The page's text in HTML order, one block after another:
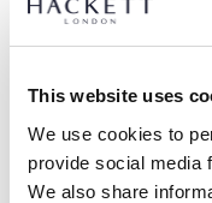
This website uses
We use cookies to
provide social media
We also share
XS S
L’altezza del
DETTAGLI